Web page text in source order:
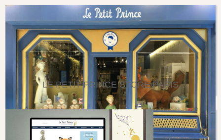
LE PETIT PRINCE STORE PARIS